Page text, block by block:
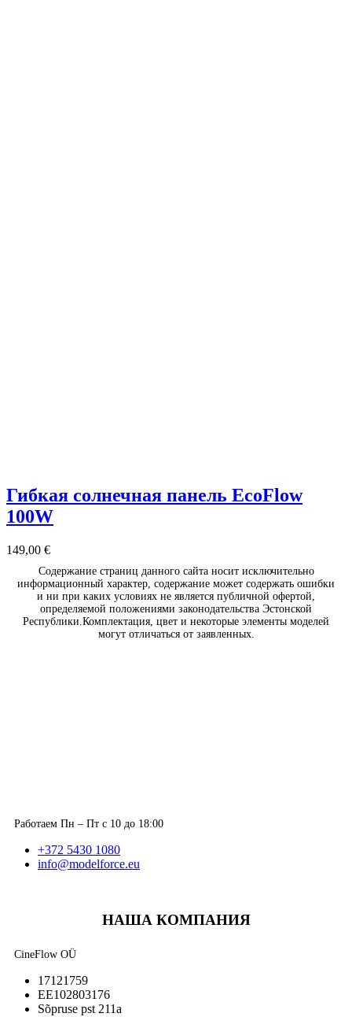
Гибкая солнечная панель EcoFlow
100W
149,00 €
Содержание страниц данного сайта носит исключительно
информационный характер, содержание может содержать ошибки
и ни при каких условиях не является публичной офертой,
определяемой положениями законодательства Эстонской
Республики.Комплектация, цвет и некоторые элементы моделей
могут отличаться от заявленных.
Работаем Пн – Пт с 10 до 18:00
+372 5430 1080
info@modelforce.eu
НАША КОМПАНИЯ
CineFlow OÜ
17121759
EE102803176
Sõpruse pst 211a